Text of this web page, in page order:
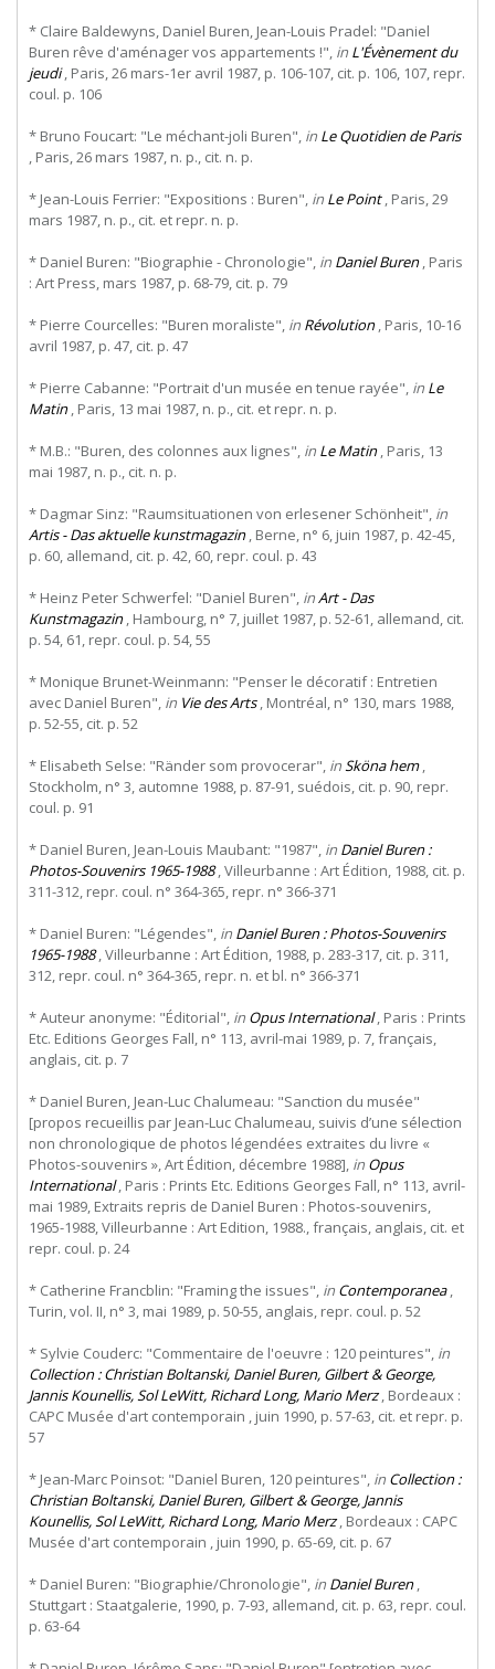
* Claire Baldewyns, Daniel Buren, Jean-Louis Pradel: "Daniel
Buren rêve d'aménager vos appartements !", in L'Évènement du
jeudi, Paris, 26 mars-1er avril 1987, p. 106-107, cit. p. 106, 107, repr.
coul. p. 106
* Bruno Foucart: "Le méchant-joli Buren", in Le Quotidien de Paris
, Paris, 26 mars 1987, n. p., cit. n. p.
* Jean-Louis Ferrier: "Expositions : Buren", in Le Point, Paris, 29
mars 1987, n. p., cit. et repr. n. p.
* Daniel Buren: "Biographie - Chronologie", in Daniel Buren, Paris
: Art Press, mars 1987, p. 68-79, cit. p. 79
* Pierre Courcelles: "Buren moraliste", in Révolution, Paris, 10-16
avril 1987, p. 47, cit. p. 47
* Pierre Cabanne: "Portrait d'un musée en tenue rayée", in Le
Matin, Paris, 13 mai 1987, n. p., cit. et repr. n. p.
* M.B.: "Buren, des colonnes aux lignes", in Le Matin, Paris, 13
mai 1987, n. p., cit. n. p.
* Dagmar Sinz: "Raumsituationen von erlesener Schönheit", in
Artis - Das aktuelle kunstmagazin, Berne, n° 6, juin 1987, p. 42-45,
p. 60, allemand, cit. p. 42, 60, repr. coul. p. 43
* Heinz Peter Schwerfel: "Daniel Buren", inArt - Das
Kunstmagazin, Hambourg, n° 7, juillet 1987, p. 52-61, allemand, cit.
p. 54, 61, repr. coul. p. 54, 55
* Monique Brunet-Weinmann: "Penser le décoratif : Entretien
avec Daniel Buren", in Vie des Arts, Montréal, n° 130, mars 1988,
p. 52-55, cit. p. 52
* Elisabeth Selse: "Ränder som provocerar", in Sköna hem,
Stockholm, n° 3, automne 1988, p. 87-91, suédois, cit. p. 90, repr.
coul. p. 91
* Daniel Buren, Jean-Louis Maubant: "1987", in Daniel Buren :
Photos-Souvenirs 1965-1988, Villeurbanne : Art Édition, 1988, cit. p.
311-312, repr. coul. n° 364-365, repr. n° 366-371
* Daniel Buren: "Légendes", in Daniel Buren : Photos-Souvenirs
1965-1988, Villeurbanne : Art Édition, 1988, p. 283-317, cit. p. 311,
312, repr. coul. n° 364-365, repr. n. et bl. n° 366-371
* Auteur anonyme: "Éditorial", in Opus International, Paris : Prints
Etc. Editions Georges Fall, n° 113, avril-mai 1989, p. 7, français,
anglais, cit. p. 7
* Daniel Buren, Jean-Luc Chalumeau: "Sanction du musée"
[propos recueillis par Jean-Luc Chalumeau, suivis d’une sélection
non chronologique de photos légendées extraites du livre «
Photos-souvenirs », Art Édition, décembre 1988], in Opus
International, Paris : Prints Etc. Editions Georges Fall, n° 113, avril-
mai 1989, Extraits repris de Daniel Buren : Photos-souvenirs,
1965-1988, Villeurbanne : Art Edition, 1988., français, anglais, cit. et
repr. coul. p. 24
* Catherine Francblin: "Framing the issues", in Contemporanea,
Turin, vol. II, n° 3, mai 1989, p. 50-55, anglais, repr. coul. p. 52
* Sylvie Couderc: "Commentaire de l'oeuvre : 120 peintures", in
Collection : Christian Boltanski, Daniel Buren, Gilbert & George,
Jannis Kounellis, Sol LeWitt, Richard Long, Mario Merz, Bordeaux :
CAPC Musée d'art contemporain , juin 1990, p. 57-63, cit. et repr. p.
57
* Jean-Marc Poinsot: "Daniel Buren, 120 peintures", in Collection :
Christian Boltanski, Daniel Buren, Gilbert & George, Jannis
Kounellis, Sol LeWitt, Richard Long, Mario Merz, Bordeaux : CAPC
Musée d'art contemporain , juin 1990, p. 65-69, cit. p. 67
* Daniel Buren: "Biographie/Chronologie", in Daniel Buren,
Stuttgart : Staatgalerie, 1990, p. 7-93, allemand, cit. p. 63, repr. coul.
p. 63-64